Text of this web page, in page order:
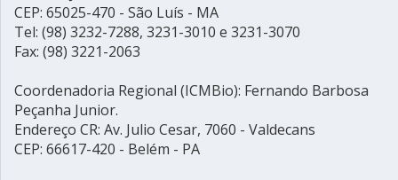
CEP: 65025-470 - São Luís - MA
Tel: (98) 3232-7288, 3231-3010 e 3231-3070
Fax: (98) 3221-2063
Coordenadoria Regional (ICMBio): Fernando Barbosa
Peçanha Junior.
Endereço CR: Av. Julio Cesar, 7060 - Valdecans
CEP: 66617-420 - Belém - PA